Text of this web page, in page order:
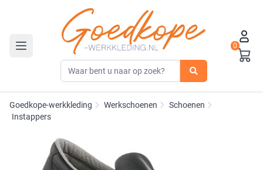
Toggle navigation
0
Goedkope-werkkleding Werkschoenen
Schoenen
Instappers